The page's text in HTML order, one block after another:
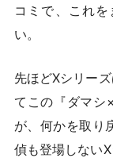
コミで、これ
い。
先ほどXシリー
てこの『ダマシ
が、何かを取り
偵も登場しない